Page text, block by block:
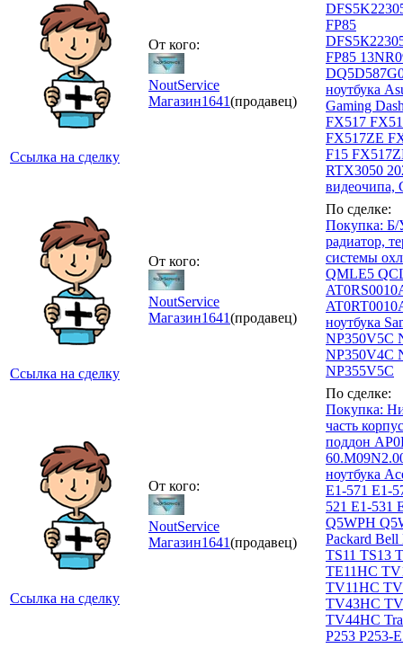
Ссылка на сделку
От кого:
NoutService
Магазин1641(продавец)
FР85
FР85
ноутбука
Gaming
FX517
FX517ZE
F15
RTX3050
видеочипа,
Ссылка на сделку
От кого:
NoutService
Магазин1641(продавец)
По сделке:
Покупка: Б/
радиатор,
системы
QMLE5
ноутбука
NP350V5C
NP350V4C
NP355V5C
Ссылка на сделку
От кого:
NoutService
Магазин1641(продавец)
По сделке:
Покупка:
часть
поддон
ноутбука
E1-571 E1-
521 E1-531
Q5WPH
Packard Bell
TS11 TS13
TE11HC
TV11HC
TV43HC
TV44HC
P253 P253-